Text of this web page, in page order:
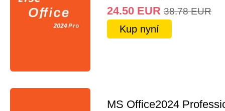
24.50 EUR 38.78 EUR
Kup nyní
MS Office2024